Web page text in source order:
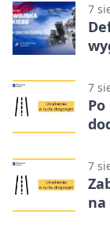
7
7
7
na